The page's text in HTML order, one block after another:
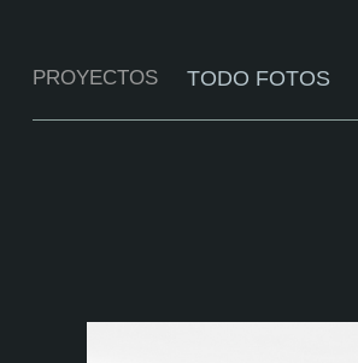
PROYECTOS TODO FOTOS